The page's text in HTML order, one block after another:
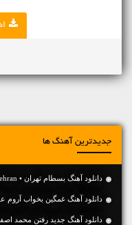
جدیدترین آهنگ ها
دانلود آهنگ بسطام تهران • Bastaam Tehran
دانلود آهنگ غمگین بخواب آروم
دانلود آهنگ جديد رفتن محمد